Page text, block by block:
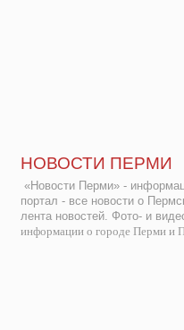
НОВОСТИ ПЕРМИ
«Новости Перми» -
портал - все новости о
лента новостей. Фото- и
информации о городе Перми и